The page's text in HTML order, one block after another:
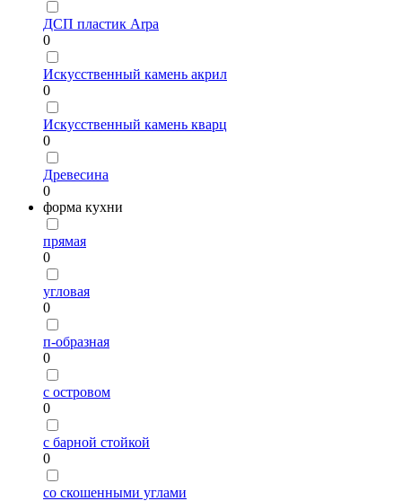
ДСП пластик Arpa
0
Искусственный камень акрил
0
Искусственный камень кварц
0
Древесина
0
форма кухни
прямая
0
угловая
0
п-образная
0
с островом
0
с барной стойкой
0
со скошенными углами